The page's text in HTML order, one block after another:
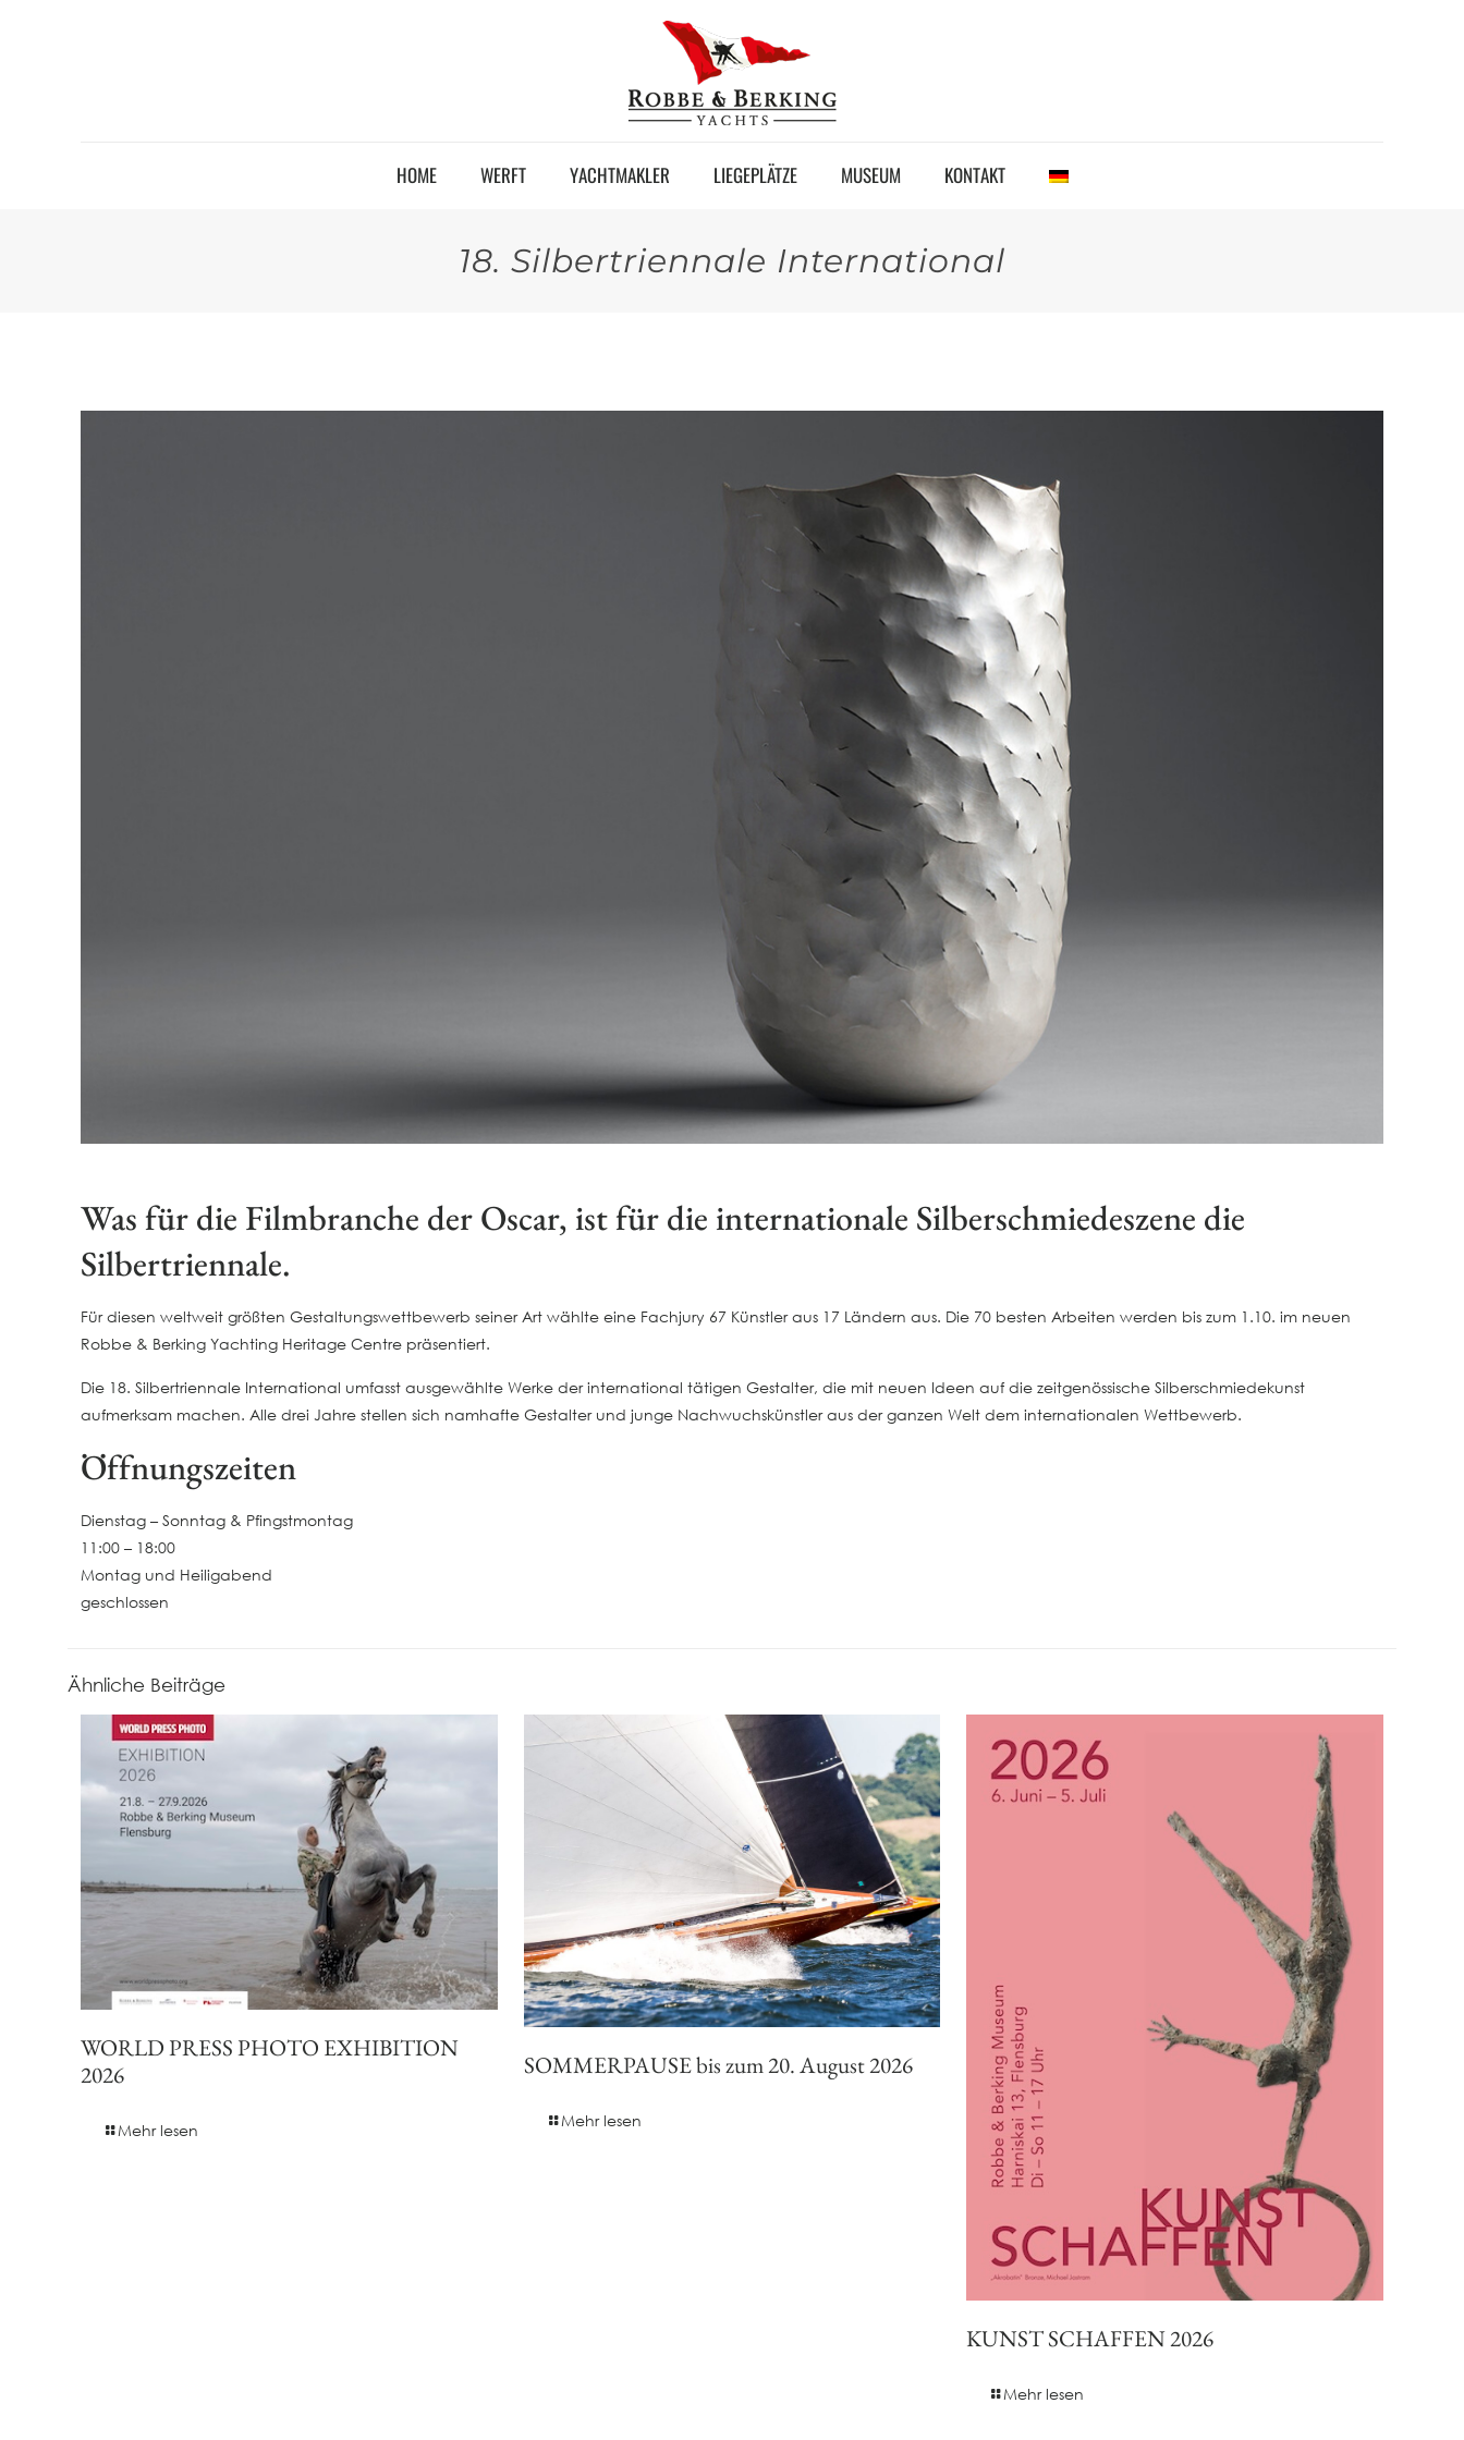
HOME WERFT YACHTMAKLER LIEGEPLÄTZE MUSEUM KONTAKT
18. Silbertriennale International
Was für die Filmbranche der Oscar, ist für die internationale Silberschmiedeszene die
Silbertriennale.
Für diesen weltweit größten Gestaltungswettbewerb seiner Art wählte eine Fachjury 67 Künstler aus 17 Ländern aus. Die 70 besten Arbeiten werden bis zum 1.10. im neuen
Robbe & Berking Yachting Heritage Centre präsentiert.
Die 18. Silbertriennale International umfasst ausgewählte Werke der international tätigen Gestalter, die mit neuen Ideen auf die zeitgenössische Silberschmiedekunst
aufmerksam machen. Alle drei Jahre stellen sich namhafte Gestalter und junge Nachwuchskünstler aus der ganzen Welt dem internationalen Wettbewerb.
Öffnungszeiten
Dienstag – Sonntag & Pfingstmontag
11:00 – 18:00
Montag und Heiligabend
geschlossen
Ähnliche Beiträge
WORLD PRESS PHOTO EXHIBITION
2026
Mehr lesen
SOMMERPAUSE bis zum 20. August 2026
Mehr lesen
KUNST SCHAFFEN 2026
Mehr lesen